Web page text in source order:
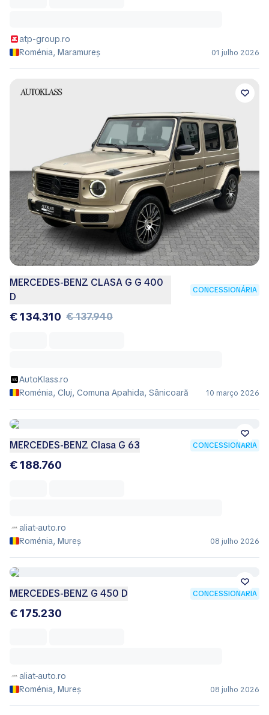
atp-group.ro
Roménia, Maramureș
01 julho 2026
MERCEDES-BENZ CLASA G G 400
D
CONCESSIONÁRIA
€ 134.310 € 137.940
AutoKlass.ro
Roménia, Cluj, Comuna Apahida, Sânicoară
10 março 2026
MERCEDES-BENZ Clasa G 63 CONCESSIONÁRIA
€ 188.760
aliat-auto.ro
Roménia, Mureș
08 julho 2026
MERCEDES-BENZ G 450 D CONCESSIONÁRIA
€ 175.230
aliat-auto.ro
Roménia, Mureș
08 julho 2026